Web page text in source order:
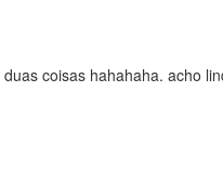
coisas hahahaha. acho